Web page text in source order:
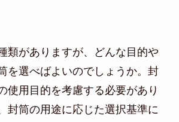
類がありますが、どんな目的や
を選べばよいのでしょうか。封
使用目的を考慮する必要があり
封筒の用途に応じた選択基準に